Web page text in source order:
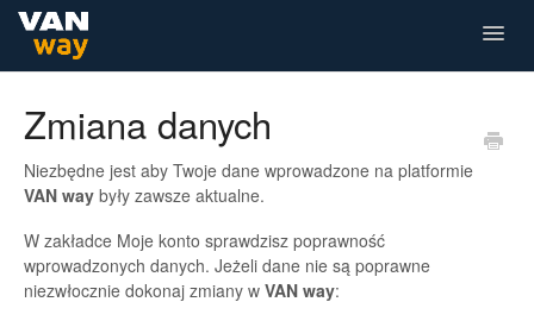
Zmiana danych
Niezbędne jest aby Twoje dane wprowadzone na platformie
VAN way były zawsze aktualne.
W zakładce Moje konto sprawdzisz poprawność
wprowadzonych danych. Jeżeli dane nie są poprawne
niezwłocznie dokonaj zmiany w VAN way: